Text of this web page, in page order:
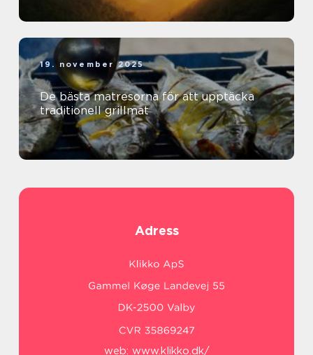
19. november 2025
De bästa matresorna för att upptäcka
traditionell grillmat
Adress
web: www.klikko.dk/